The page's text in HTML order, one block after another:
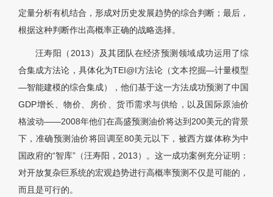
定量分析有机结合，形成对历史发展趋势的综合判断；最后，
根据这种判断作出高概率正确的战略选择。
汪寿阳（2013）及其团队在经济预测领域成功运用了综
合集成方法论，具体化为TEI@I方法论（文本挖掘—计量模型
—智能建模的综合集成），他们基于这一方法成功预测了中国
GDP增长、物价、房价、货币需求与供给，以及国际原油价
格波动——2008年他们在高盛预测油价将达到200美元的背景
下，准确预测油价将回调至80美元以下，被西方媒体称为中
国政府的“智库”（汪寿阳，2013）。这一成功案例充分证明：
对开放复杂巨系统的宏观趋势进行高概率预测不仅是可能的，
而且是可行的。